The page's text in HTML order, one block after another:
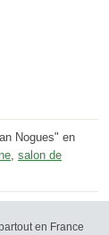
Nogues" en
, salon de
en France